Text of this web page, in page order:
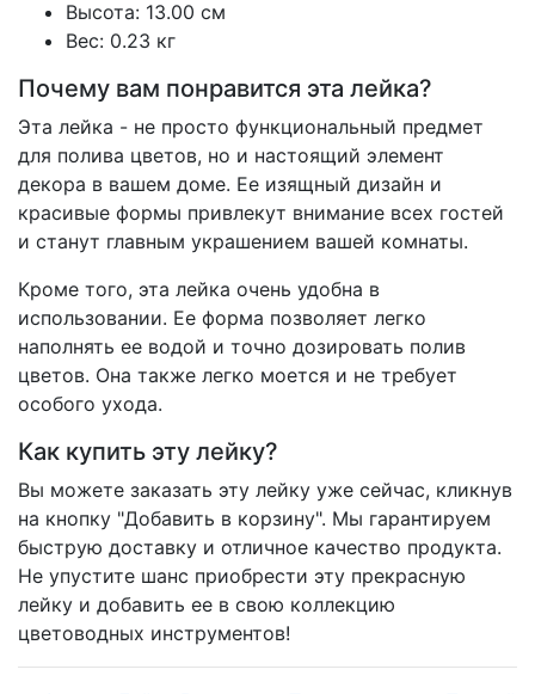
Высота: 13.00 см
Вес: 0.23 кг
Почему вам понравится эта лейка?
Эта лейка - не просто функциональный предмет
для полива цветов, но и настоящий элемент
декора в вашем доме. Ее изящный дизайн и
красивые формы привлекут внимание всех гостей
и станут главным украшением вашей комнаты.
Кроме того, эта лейка очень удобна в
использовании. Ее форма позволяет легко
наполнять ее водой и точно дозировать полив
цветов. Она также легко моется и не требует
особого ухода.
Как купить эту лейку?
Вы можете заказать эту лейку уже сейчас, кликнув
на кнопку "Добавить в корзину". Мы гарантируем
быструю доставку и отличное качество продукта.
Не упустите шанс приобрести эту прекрасную
лейку и добавить ее в свою коллекцию
цветоводных инструментов!